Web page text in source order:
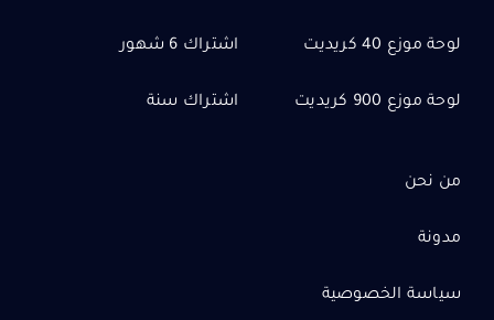
لوحة موزع 40 كريديت
لوحة موزع 900 كريديت
اشتراك 6 شهور
اشتراك سنة
من نحن
مدونة
سياسة الخصوصية